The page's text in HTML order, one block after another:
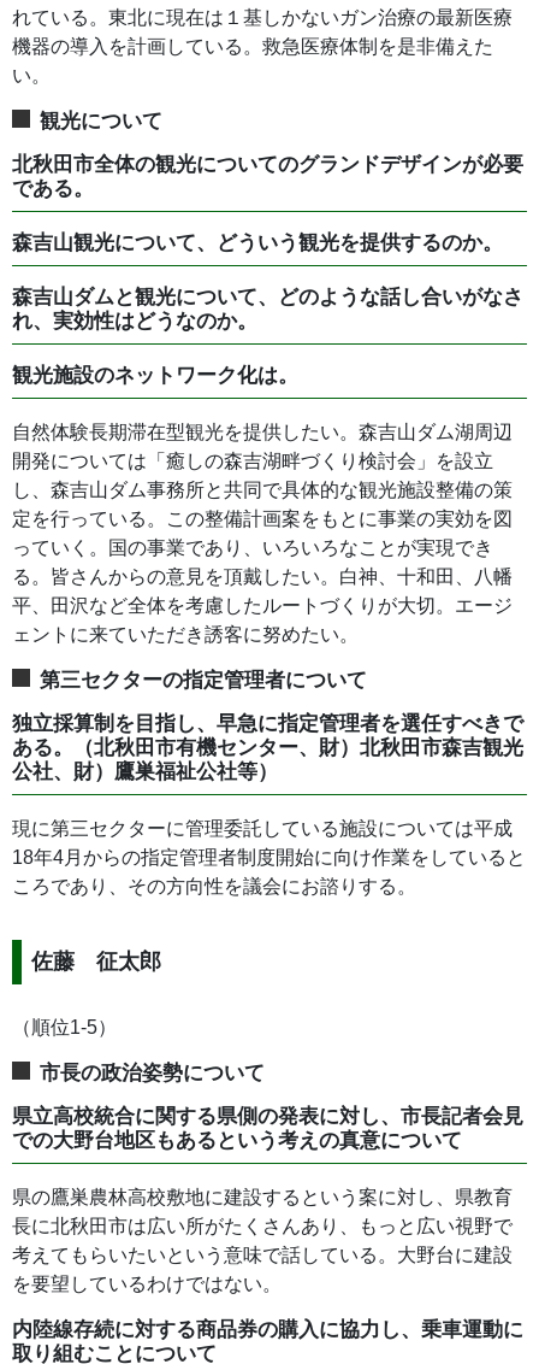
れている。東北に現在は１基しかないガン治療の最新医療
機器の導入を計画している。救急医療体制を是非備えた
い。
観光について
北秋田市全体の観光についてのグランドデザインが必要
である。
森吉山観光について、どういう観光を提供するのか。
森吉山ダムと観光について、どのような話し合いがなさ
れ、実効性はどうなのか。
観光施設のネットワーク化は。
自然体験長期滞在型観光を提供したい。森吉山ダム湖周辺
開発については「癒しの森吉湖畔づくり検討会」を設立
し、森吉山ダム事務所と共同で具体的な観光施設整備の策
定を行っている。この整備計画案をもとに事業の実効を図
っていく。国の事業であり、いろいろなことが実現でき
る。皆さんからの意見を頂戴したい。白神、十和田、八幡
平、田沢など全体を考慮したルートづくりが大切。エージ
ェントに来ていただき誘客に努めたい。
第三セクターの指定管理者について
独立採算制を目指し、早急に指定管理者を選任すべきで
ある。（北秋田市有機センター、財）北秋田市森吉観光
公社、財）鷹巣福祉公社等）
現に第三セクターに管理委託している施設については平成
18年4月からの指定管理者制度開始に向け作業をしていると
ころであり、その方向性を議会にお諮りする。
佐藤 征太郎
（順位1-5）
市長の政治姿勢について
県立高校統合に関する県側の発表に対し、市長記者会見
での大野台地区もあるという考えの真意について
県の鷹巣農林高校敷地に建設するという案に対し、県教育
長に北秋田市は広い所がたくさんあり、もっと広い視野で
考えてもらいたいという意味で話している。大野台に建設
を要望しているわけではない。
内陸線存続に対する商品券の購入に協力し、乗車運動に
取り組むことについて